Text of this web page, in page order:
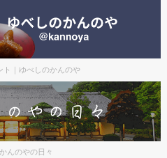
ト｜ゆべしのかんのや
んのやの日々